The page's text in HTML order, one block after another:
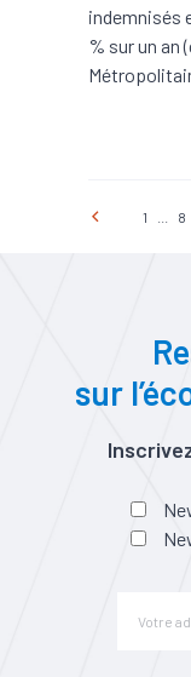
indemnisés
% sur un an
1 8
sur